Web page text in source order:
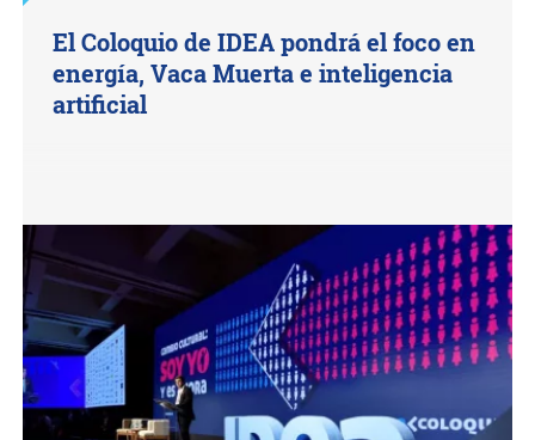
El Coloquio de IDEA pondrá el foco en
energía, Vaca Muerta e inteligencia
artificial